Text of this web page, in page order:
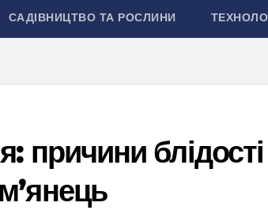
САДІВНИЦТВО ТА РОСЛИНИ
причини